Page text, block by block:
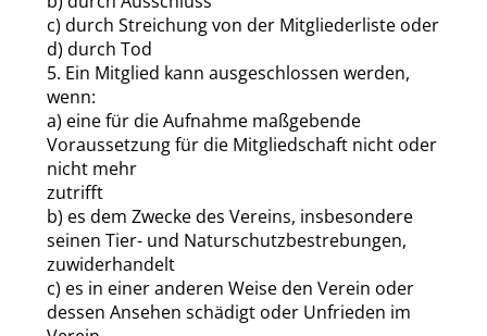
c) durch Streichung von der Mitgliederliste oder
d) durch Tod
5. Ein Mitglied kann ausgeschlossen werden,
wenn:
a) eine für die Aufnahme maßgebende
Voraussetzung für die Mitgliedschaft nicht oder
nicht mehr
zutrifft
b) es dem Zwecke des Vereins, insbesondere
seinen Tier- und Naturschutzbestrebungen,
zuwiderhandelt
c) es in einer anderen Weise den Verein oder
dessen Ansehen schädigt oder Unfrieden im